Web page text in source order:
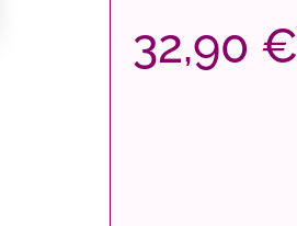
32,90 €